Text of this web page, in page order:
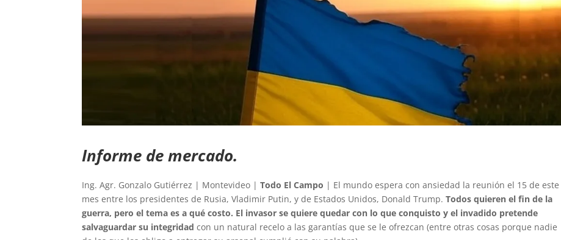
Informe de mercado.
Ing. Agr. Gonzalo Gutiérrez | Montevideo |Todo El Campo | El mundo espera con ansiedad la reunión el 15 de este
mes entre los presidentes de Rusia, Vladimir Putin, y de Estados Unidos, Donald Trump.Todos quieren el fin de la
guerra, pero el tema es a qué costo. El invasor se quiere quedar con lo que conquisto y el invadido pretende
salvaguardar su integridad con un natural recelo a las garantías que se le ofrezcan (entre otras cosas porque nadie